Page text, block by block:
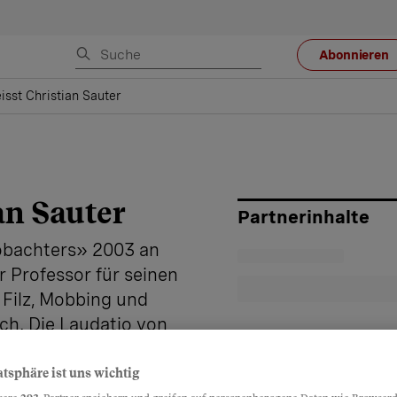
Abonnieren
Christian Sauter
Sauter
2003 an
Professor für seinen
Mobbing und
Die Laudatio von
Partnerinhalte
ist uns wichtig